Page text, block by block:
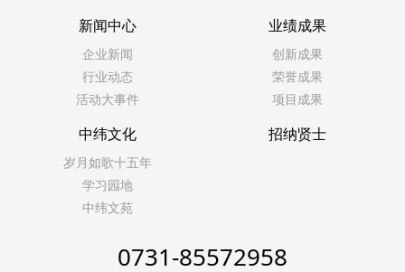
新闻中心
企业新闻
行业动态
活动大事件
业绩成果
创新成果
荣誉成果
项目成果
中纬文化
岁月如歌十五年
学习园地
中纬文苑
招纳贤士
0731-85572958